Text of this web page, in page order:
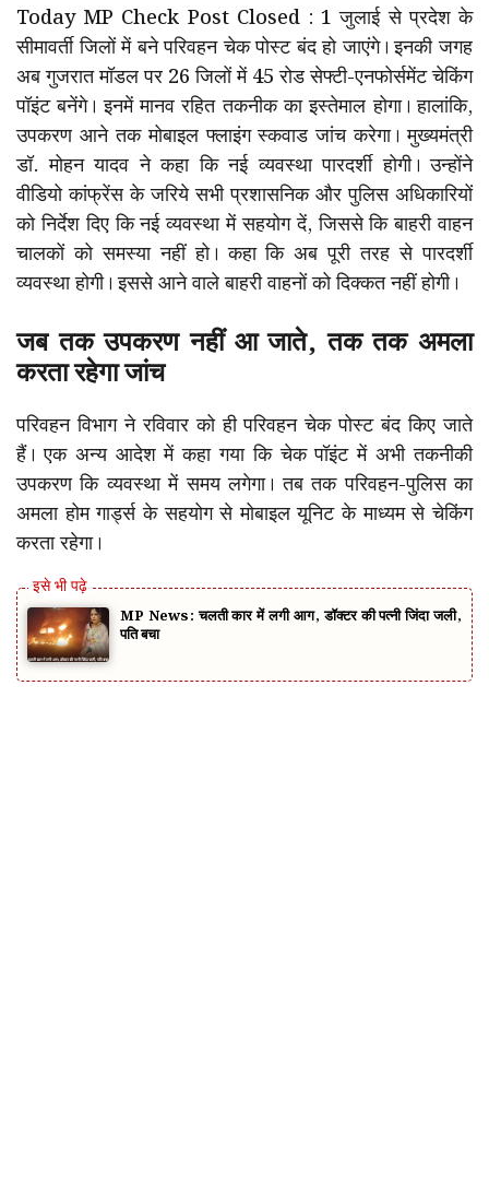
Today MP Check Post Closed : 1 जुलाई से प्रदेश के
सीमावर्ती जिलों में बने परिवहन चेक पोस्ट बंद हो जाएंगे। इनकी जगह
अब गुजरात मॉडल पर 26 जिलों में 45 रोड सेफ्टी-एनफोर्समेंट चेकिंग
पॉइंट बनेंगे। इनमें मानव रहित तकनीक का इस्तेमाल होगा। हालांकि,
उपकरण आने तक मोबाइल फ्लाइंग स्कवाड जांच करेगा। मुख्यमंत्री
डॉ. मोहन यादव ने कहा कि नई व्यवस्था पारदर्शी होगी। उन्होंने
वीडियो कांफ्रेंस के जरिये सभी प्रशासनिक और पुलिस अधिकारियों
को निर्देश दिए कि नई व्यवस्था में सहयोग दें, जिससे कि बाहरी वाहन
चालकों को समस्या नहीं हो। कहा कि अब पूरी तरह से पारदर्शी
व्यवस्था होगी। इससे आने वाले बाहरी वाहनों को दिक्कत नहीं होगी।
जब तक उपकरण नहीं आ जाते, तक तक अमला
करता रहेगा जांच
परिवहन विभाग ने रविवार को ही परिवहन चेक पोस्ट बंद किए जाते
हैं। एक अन्य आदेश में कहा गया कि चेक पॉइंट में अभी तकनीकी
उपकरण कि व्यवस्था में समय लगेगा। तब तक परिवहन-पुलिस का
अमला होम गार्ड्स के सहयोग से मोबाइल यूनिट के माध्यम से चेकिंग
करता रहेगा।
MP News: चलती कार में लगी आग, डॉक्टर की पत्नी जिंदा जली,
पति बचा